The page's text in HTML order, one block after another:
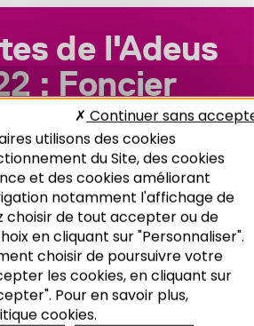
de l'Adeus
: Foncier
utilisons des cookies
du Site, des cookies
et des cookies améliorant
notamment l'affichage de
choisir de tout accepter ou de
en cliquant sur "Personnaliser".
choisir de poursuivre votre
les cookies, en cliquant sur
Pour en savoir plus,
cookies.
Continuer sans